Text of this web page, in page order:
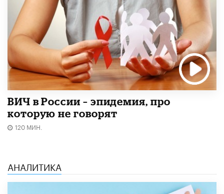
ВИЧ в России – эпидемия, про
которую не говорят
120 МИН.
АНАЛИТИКА